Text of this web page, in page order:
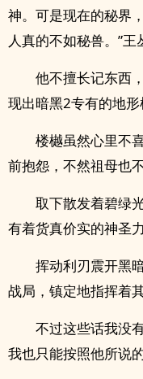
神。可是现在的秘界
人真的不如秘兽。”王
他不擅长记东西
现出暗黑2专有的地形
楼樾虽然心里不
前抱怨，不然祖母也
取下散发着碧绿
有着货真价实的神圣
挥动利刃震开黑
战局，镇定地指挥着
不过这些话我没
我也只能按照他所说